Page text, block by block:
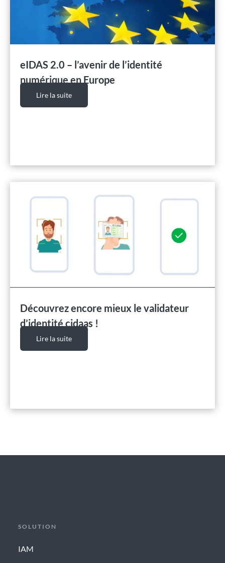
eIDAS 2.0 – l’avenir de l’identité
numérique en Europe
Lire la suite
Découvrez encore mieux le validateur
d’identité cidaas !
Lire la suite
SOLUTION
IAM